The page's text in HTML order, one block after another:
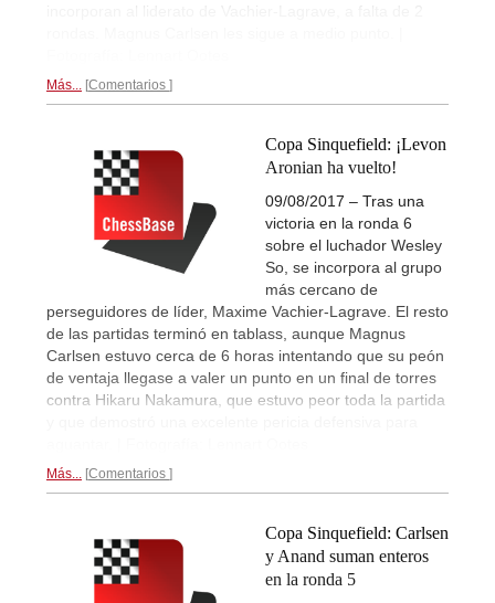
Más... Comentarios
Copa Sinquefield: ¡Levon
Aronian ha vuelto!
09/08/2017 – Tras una
victoria en la ronda 6
sobre el luchador Wesley
So, se incorpora al grupo
más cercano de
perseguidores de líder, Maxime Vachier-Lagrave. El resto
de las partidas terminó en tablass, aunque Magnus
Carlsen estuvo cerca de 6 horas intentando que su peón
de ventaja llegase a valer un punto en un final de torres
contra Hikaru Nakamura, que estuvo peor toda la partida
Más... Comentarios
Copa Sinquefield: Carlsen
y Anand suman enteros
en la ronda 5